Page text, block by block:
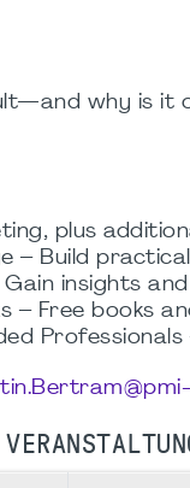
why is it
plus
– Build
Gain insights
– Free books